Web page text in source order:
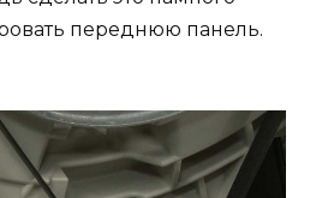
переднюю панель.